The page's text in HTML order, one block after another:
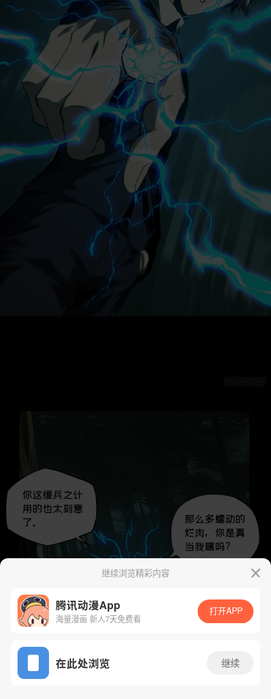
App免费看
继续浏览精彩内容
腾讯动漫App
海量漫画 新人7天免费看
打开APP
在此处浏览 继续